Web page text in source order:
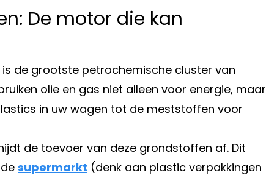
De motor die kan
de grootste petrochemische cluster van
olie en gas niet alleen voor energie, maar
in uw wagen tot de meststoffen voor
de toevoer van deze grondstoffen af. Dit
supermarkt (denk aan plastic verpakkingen